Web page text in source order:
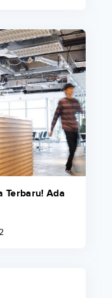
Terbaru! Ada